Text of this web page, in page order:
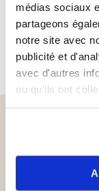
médias sociaux
partageons
notre site avec
publicité et
avec d'autres
ou qu'ils ont
SHOWING 1 - 2
Sign
and get
Never miss